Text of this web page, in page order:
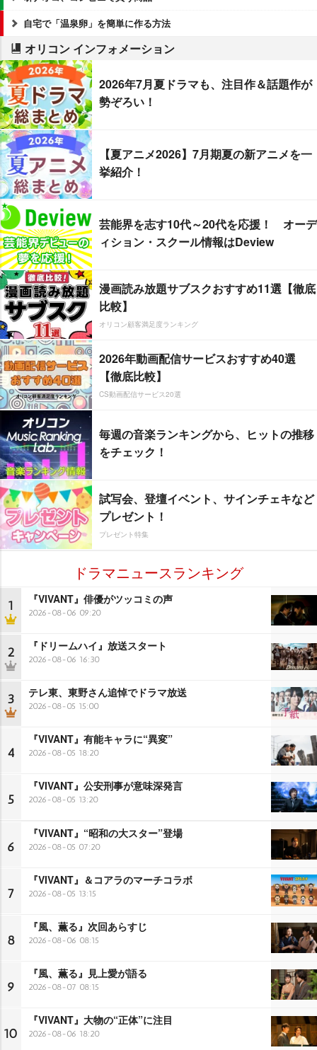
自宅で「温泉卵」を簡単に作る方法
オリコン インフォメーション
2026年7月夏ドラマも、注目作＆話題作が
勢ぞろい！
【夏アニメ2026】7月期夏の新アニメを一
挙紹介！
芸能界を志す10代～20代を応援！ オーデ
ィション・スクール情報はDeview
漫画読み放題サブスクおすすめ11選【徹底
比較】
オリコン顧客満足度ランキング
2026年動画配信サービスおすすめ40選
【徹底比較】
CS動画配信サービス20選
毎週の音楽ランキングから、ヒットの推移
をチェック！
試写会、登壇イベント、サインチェキなど
プレゼント！
プレゼント特集
ドラマニュースランキング
1 『VIVANT』俳優がツッコミの声
2026-08-06 09:20
2 『ドリームハイ』放送スタート
2026-08-06 16:30
3 テレ東、東野さん追悼でドラマ放送
2026-08-05 15:00
4
『VIVANT』有能キャラに“異変”
2026-08-05 18:20
5
『VIVANT』公安刑事が意味深発言
2026-08-05 13:20
6
『VIVANT』“昭和の大スター”登場
2026-08-05 07:20
7
『VIVANT』＆コアラのマーチコラボ
2026-08-05 13:15
8
『風、薫る』次回あらすじ
2026-08-06 08:15
9
『風、薫る』見上愛が語る
2026-08-07 08:15
10
『VIVANT』大物の“正体”に注目
2026-08-06 18:20